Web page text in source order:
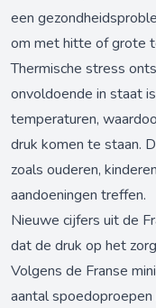
een
om met hitte of grote
Thermische stress
onvoldoende in staat
temperaturen,
druk komen te staan.
zoals ouderen,
aandoeningen treffen.
Nieuwe cijfers uit de
dat de druk op het
Volgens de Franse
aantal